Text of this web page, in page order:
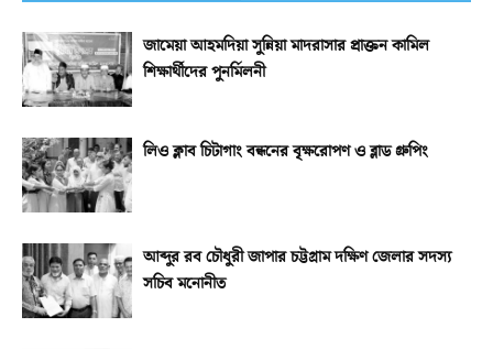
জামেয়া আহমদিয়া সুন্নিয়া মাদরাসার প্রাক্তন কামিল
শিক্ষার্থীদের পুনর্মিলনী
লিও ক্লাব চিটাগাং বন্ধনের বৃক্ষরোপণ ও ব্লাড গ্রুপিং
আব্দুর রব চৌধুরী জাপার চট্টগ্রাম দক্ষিণ জেলার সদস্য
সচিব মনোনীত